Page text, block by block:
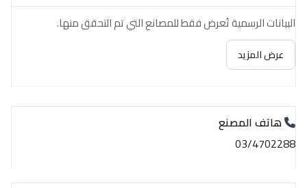
البيانات الرسمية تُعرض فقط للمصانع التي تم التحقق منها.
عرض المزيد
هاتف المصنع
03/4702288